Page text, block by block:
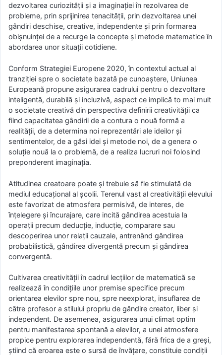
dezvoltarea curiozității și a imaginației în rezolvarea de
probleme, prin sprijinirea tenacității, prin dezvoltarea unei
gândiri deschise, creative, independente și prin formarea
obișnuinței de a recurge la concepte și metode matematice în
abordarea unor situații cotidiene.
Conform Strategiei Europene 2020, în contextul actual al
tranziției spre o societate bazată pe cunoaștere, Uniunea
Europeană propune asigurarea cadrului pentru o dezvoltare
inteligentă, durabilă și incluzivă, aspect ce implică to mai mult
o societate creativă din perspectiva definirii creativității ca
fiind capacitatea gândirii de a contura o nouă formă a
realității, de a determina noi reprezentări ale ideilor și
sentimentelor, de a găsi idei și metode noi, de a genera o
soluție nouă la o problemă, de a realiza lucruri noi folosind
preponderent imaginația.
Atitudinea creatoare poate și trebuie să fie stimulată de
mediul educațional al școlii. Terenul vast al creativității elevului
este favorizat de atmosfera permisivă, de interes, de
înțelegere și încurajare, care incită gândirea acestuia la
operații precum deducție, inducție, comparare sau
descoperirea unor relații cauzale, antrenând gândirea
probabilistică, gândirea divergentă precum și gândirea
convergentă.
Cultivarea creativității în cadrul lecțiilor de matematică se
realizează în condițiile unor premise specifice precum
orientarea elevilor spre nou, spre neexplorat, insuflarea de
către profesor a stilului propriu de gândire creator, liber și
independent. De asemenea, asigurarea unui climat optim
pentru manifestarea spontană a elevilor, a unei atmosfere
propice pentru explorarea independentă, fără frica de a greși,
știind că eroarea este o sursă de învățare, constituie condiții